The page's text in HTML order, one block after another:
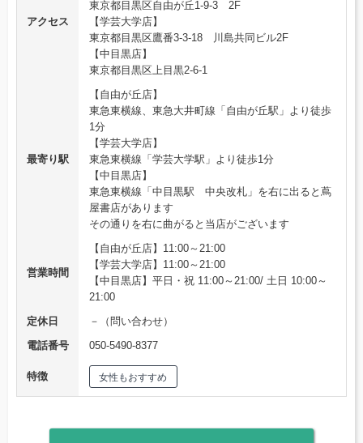
アクセス
東京都目黒区自由が丘1-9-3 2F
【学芸大学店】
東京都目黒区鷹番3-3-18 川島共同ビル2F
【中目黒店】
東京都目黒区上目黒2-6-1
最寄り駅
【自由が丘店】
東急東横線、東急大井町線「自由が丘駅」より徒歩
1分
【学芸大学店】
東急東横線「学芸大学駅」より徒歩1分
【中目黒店】
東急東横線「中目黒駅 中央改札」を右に出ると蔦
屋書店があります
その通りを右に曲がると当店がございます
営業時間
【自由が丘店】11:00～21:00
【学芸大学店】11:00～21:00
【中目黒店】平日・祝 11:00～21:00/ 土日 10:00～
21:00
定休日
－（問い合わせ）
電話番号
050-5490-8377
特徴 女性もおすすめ